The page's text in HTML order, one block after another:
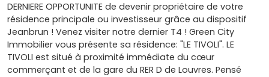
DERNIERE OPPORTUNITE de devenir propriétaire de votre
résidence principale ou investisseur grâce au dispositif
Jeanbrun ! Venez visiter notre dernier T4 ! Green City
Immobilier vous présente sa résidence: "LE TIVOLI". LE
TIVOLI est situé à proximité immédiate du cœur
commerçant et de la gare du RER D de Louvres. Pensé